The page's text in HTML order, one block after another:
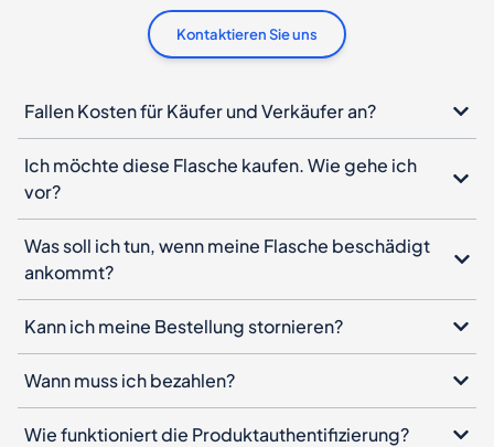
Kontaktieren Sie uns
Fallen Kosten für Käufer und Verkäufer an?
Ich möchte diese Flasche kaufen. Wie gehe ich
vor?
Was soll ich tun, wenn meine Flasche beschädigt
ankommt?
Kann ich meine Bestellung stornieren?
Wann muss ich bezahlen?
Wie funktioniert die Produktauthentifizierung?